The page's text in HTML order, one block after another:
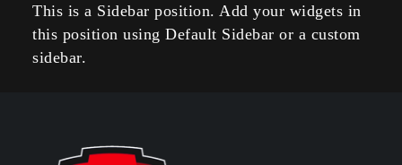
This is a Sidebar position. Add your widgets in
this position using Default Sidebar or a custom
sidebar.